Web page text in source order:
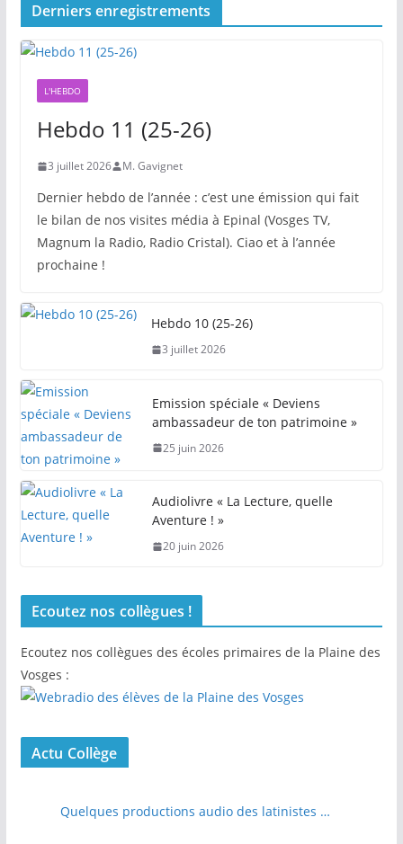
Derniers enregistrements
L'HEBDO
Hebdo 11 (25-26)
3 juillet 2026 M. Gavignet
Dernier hebdo de l’année : c’est une émission qui fait
le bilan de nos visites média à Epinal (Vosges TV,
Magnum la Radio, Radio Cristal). Ciao et à l’année
prochaine !
Hebdo 10 (25-26)
3 juillet 2026
Emission spéciale « Deviens
ambassadeur de ton patrimoine »
25 juin 2026
Audiolivre « La Lecture, quelle
Aventure ! »
20 juin 2026
Ecoutez nos collègues !
Ecoutez nos collègues des écoles primaires de la Plaine des
Vosges :
Actu Collège
Quelques productions audio des latinistes …